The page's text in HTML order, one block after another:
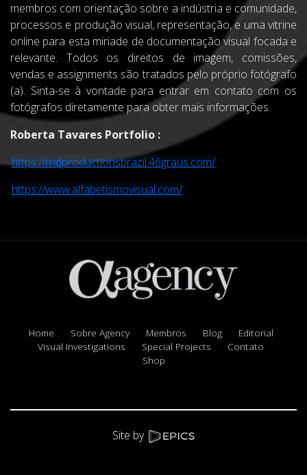
membros com orientação sobre a indústria e comunidade,
processos e produção visual, representação, e uma vitrine
online para esta miriade de documentação visual focada e
relevante.
Todos os direitos de imagem, comissões,
vendas e assignments são tratados pelo próprio fotógrafo
(a). Sinta-se à vontade para entrar em contato com os
fotógrafos diretamente para obter mais informações.
Roberta Tavares Portfolio :
https://rndproductionsbrazil.46graus.com/
https://www.alfabetismovisual.com/
Home Sobre Agency Membros Blog
Editorial
Visual Investigations
Special Projects
Contato
Shop
Site by